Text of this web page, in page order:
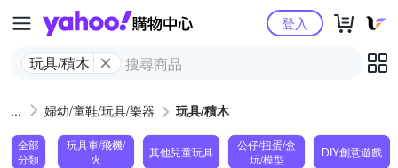
Yahoo購物中心
玩具/積木
登入
婦幼/童鞋/玩具/樂器 玩具/積木
全部
分類
玩具車/飛機/
火
其他兒童玩具
公仔/扭蛋/盒
玩/模型
DIY創意遊戲